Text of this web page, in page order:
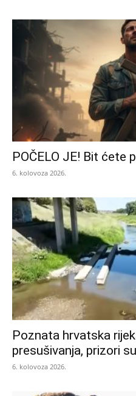
POČELO JE! Bit ćete
6. kolovoza 2026.
Poznata hrvatska
presušivanja, prizori
6. kolovoza 2026.